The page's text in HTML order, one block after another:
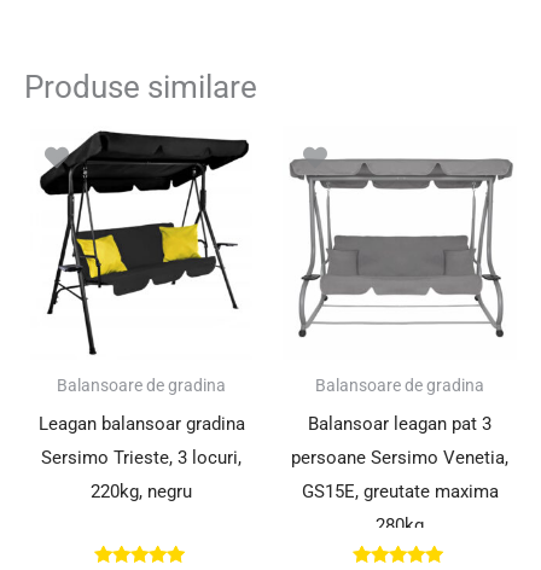
Produse similare
SUPER PREȚ!
Balansoare de gradina
Leagan balansoar gradina
Sersimo Trieste, 3 locuri,
220kg, negru
Prețul
inițial
a
488.00 lei.
Prețul
curent
SUPER PREȚ!
Balansoare de gradina
Balansoar leagan pat 3
persoane Sersimo Venetia,
GS15E, greutate maxima
280kg
inițial
a
curent
este:
849.00